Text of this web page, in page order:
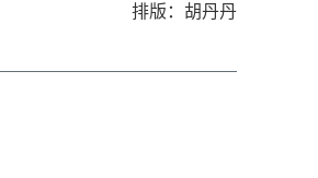
排版：胡丹丹